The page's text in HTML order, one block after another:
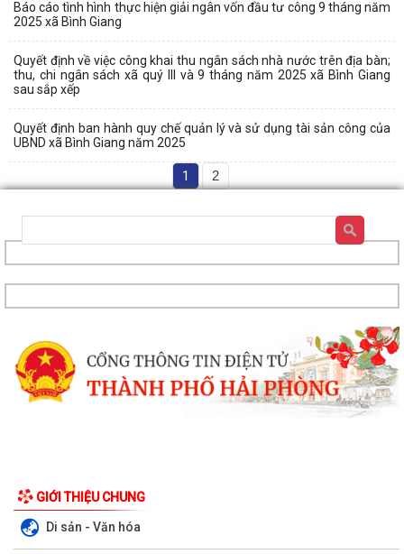
Báo cáo tình hình thực hiện giải ngân vốn đầu tư công 9 tháng năm
2025 xã Bình Giang
Quyết định về việc công khai thu ngân sách nhà nước trên địa bàn;
thu, chi ngân sách xã quý III và 9 tháng năm 2025 xã Bình Giang
sau sắp xếp
Quyết định ban hành quy chế quản lý và sử dụng tài sản công của
UBND xã Bình Giang năm 2025
1 2
GIỚI THIỆU CHUNG
Di sản - Văn hóa